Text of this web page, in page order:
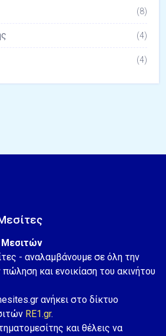
(8)
(4)
(4)
Μεσιτών
- αναλαμβάνουμε σε όλη την
και ενοικίαση του ακινήτου
ανήκει στο δίκτυο
RE1.gr.
και θέλεις να